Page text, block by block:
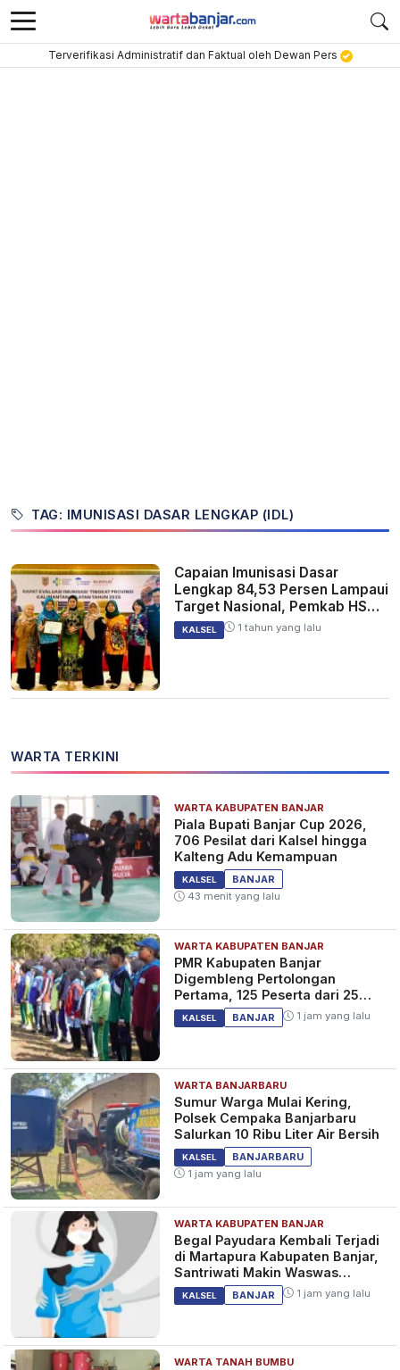
Terverifikasi Administratif dan Faktual oleh Dewan Pers
TAG: IMUNISASI DASAR LENGKAP (IDL)
Capaian Imunisasi Dasar
Lengkap 84,53 Persen Lampaui
Target Nasional, Pemkab HST
Raih Penghargaan
KALSEL 1 tahun yang lalu
WARTA TERKINI
WARTA KABUPATEN BANJAR
Piala Bupati Banjar Cup 2026,
706 Pesilat dari Kalsel hingga
Kalteng Adu Kemampuan
KALSEL
BANJAR
43 menit yang lalu
WARTA KABUPATEN BANJAR
PMR Kabupaten Banjar
Digembleng Pertolongan
Pertama, 125 Peserta dari 25
Sekolah
KALSEL BANJAR 1 jam yang lalu
WARTA BANJARBARU
Sumur Warga Mulai Kering,
Polsek Cempaka Banjarbaru
Salurkan 10 Ribu Liter Air Bersih
KALSEL
BANJARBARU
1 jam yang lalu
WARTA KABUPATEN BANJAR
Begal Payudara Kembali Terjadi
di Martapura Kabupaten Banjar,
Santriwati Makin Waswas
Melintas
KALSEL BANJAR 1 jam yang lalu
WARTA TANAH BUMBU